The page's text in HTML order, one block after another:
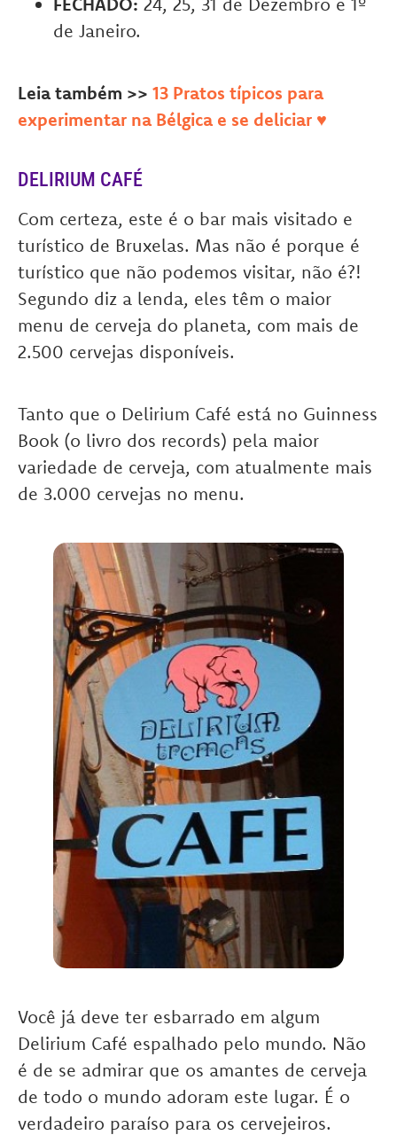
de Janeiro.
Leia também >> 13 Pratos típicos para
experimentar na Bélgica e se deliciar ♥
DELIRIUM CAFÉ
Com certeza, este é o bar mais visitado e
turístico de Bruxelas. Mas não é porque é
turístico que não podemos visitar, não é?!
Segundo diz a lenda, eles têm o maior
menu de cerveja do planeta, com mais de
2.500 cervejas disponíveis.
Tanto que o Delirium Café está no Guinness
Book (o livro dos records) pela maior
variedade de cerveja, com atualmente mais
de 3.000 cervejas no menu.
Você já deve ter esbarrado em algum
Delirium Café espalhado pelo mundo. Não
é de se admirar que os amantes de cerveja
de todo o mundo adoram este lugar. É o
verdadeiro paraíso para os cervejeiros.